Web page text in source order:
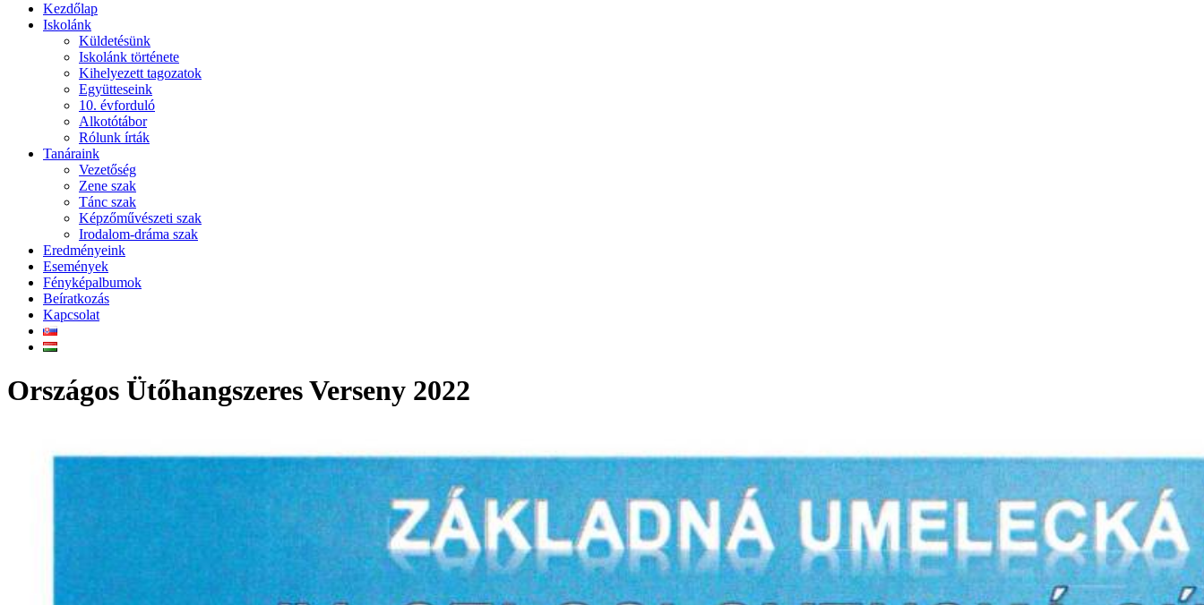
Kezdőlap
Iskolánk
Küldetésünk
Iskolánk története
Kihelyezett tagozatok
Együtteseink
10. évforduló
Alkotótábor
Rólunk írták
Tanáraink
Vezetőség
Zene szak
Tánc szak
Képzőművészeti szak
Irodalom-dráma szak
Eredményeink
Események
Fényképalbumok
Beíratkozás
Kapcsolat
Országos Ütőhangszeres Verseny 2022